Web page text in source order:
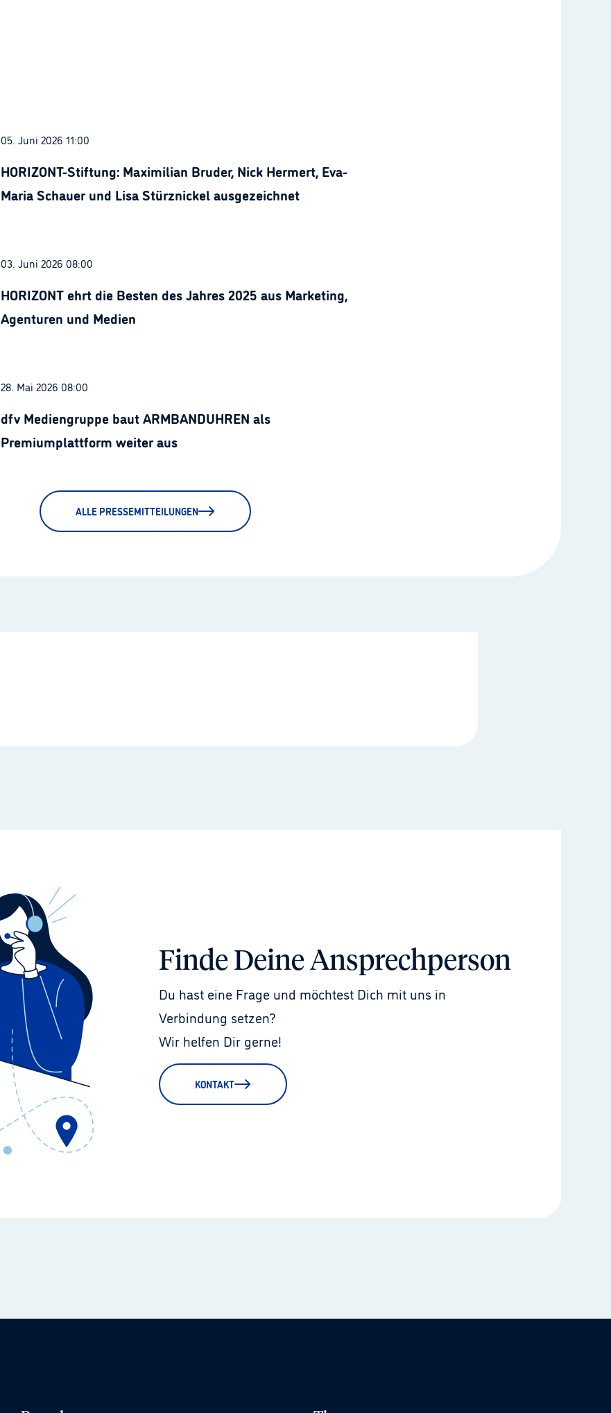
05. Juni 2026 11:00
HORIZONT-Stiftung: Maximilian Bruder, Nick Hermert, Eva-
Maria Schauer und Lisa Stürznickel ausgezeichnet
03. Juni 2026 08:00
HORIZONT ehrt die Besten des Jahres 2025 aus Marketing,
Agenturen und Medien
28. Mai 2026 08:00
dfv Mediengruppe baut ARMBANDUHREN als
Premiumplattform weiter aus
ALLE PRESSEMITTEILUNGEN
Finde Deine Ansprechperson
Du hast eine Frage und möchtest Dich mit uns in
Verbindung setzen?
Wir helfen Dir gerne!
KONTAKT